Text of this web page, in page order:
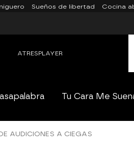
Sueños de libertad Cocina
ATRESPLAYER
Tu Cara Me
AUDICIONES A CIEGAS